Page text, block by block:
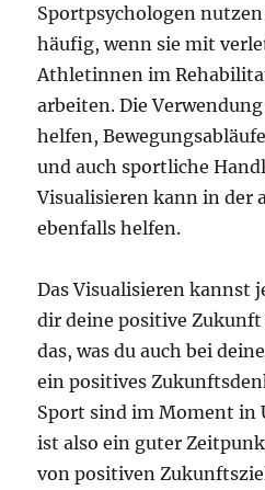
Sportpsychologen
häufig, wenn sie mit
Athletinnen im
arbeiten. Die
helfen,
und auch sportliche
Visualisieren kann in der
ebenfalls helfen.
Das Visualisieren kannst
dir deine positive
das, was du auch bei
ein positives
Sport sind im Moment in
ist also ein guter
von positiven